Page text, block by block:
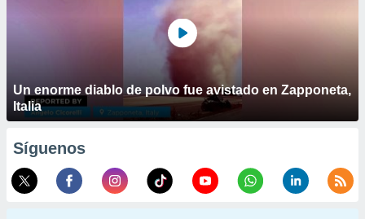
Un enorme diablo de polvo fue avistado en Zapponeta,
Italia
Síguenos